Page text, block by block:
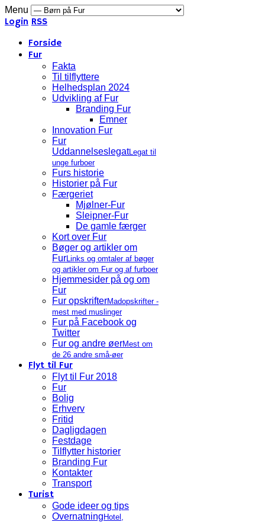
Menu
Login RSS
Forside
Fur
Fakta
Til tilflyttere
Helhedsplan 2024
Udvikling af Fur
Branding Fur
Emner
Innovation Fur
Fur
UddannelseslegatLegat til
unge furboer
Furs historie
Historier på Fur
Færgeriet
Mjølner-Fur
Sleipner-Fur
De gamle færger
Kort over Fur
Bøger og artikler om
FurLinks og omtaler af bøger
og artikler om Fur og af furboer
Hjemmesider på og om
Fur
Fur opskrifterMadopskrifter -
mest med muslinger
Fur på Facebook og
Twitter
Fur og andre øerMest om
de 26 andre små-øer
Flyt til Fur
Flyt til Fur 2018
Fur
Bolig
Erhverv
Fritid
Dagligdagen
Festdage
Tilflytter historier
Branding Fur
Kontakter
Transport
Turist
Gode ideer og tips
Overnatning Hotel,